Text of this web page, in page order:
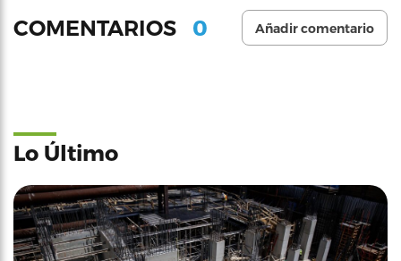
COMENTARIOS 0 Añadir comentario
Lo Último